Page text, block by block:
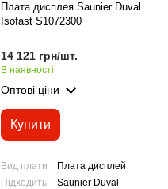
Плата дисплея Saunier Duval
Isofast S1072300
14 121 грн/шт.
В наявності
Оптові ціни
Купити
Вид плати
Плата дисплей
Підходить
Saunier Duval